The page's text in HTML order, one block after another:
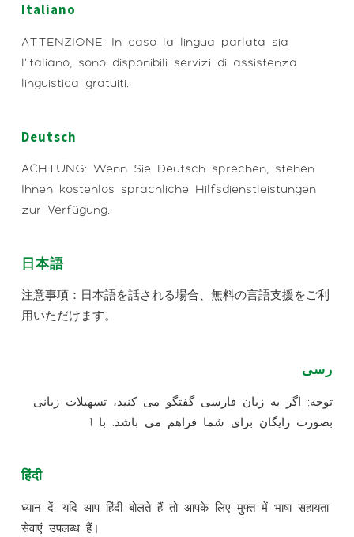
Italiano
ATTENZIONE: In caso la lingua parlata sia
l’italiano, sono disponibili servizi di assistenza
linguistica gratuiti.
Deutsch
ACHTUNG: Wenn Sie Deutsch sprechen, stehen
Ihnen kostenlos sprachliche Hilfsdienstleistungen
zur Verfügung.
日本語
注意事項：日本語を話される場合、無料の言語支援をご利
用いただけます。
رسی
توجه: اگر به زبان فارسی گفتگو می کنید، تسهیلات زبانی
بصورت رایگان برای شما فراهم می باشد. با 1
हिंदी
ध्यान दें: यदि आप हिंदी बोलते हैं तो आपके लिए मुफ्त में भाषा सहायता
सेवाएं उपलब्ध हैं।